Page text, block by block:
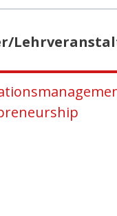
Mitteleuropäische
Kulturdiplomatie
VVZ